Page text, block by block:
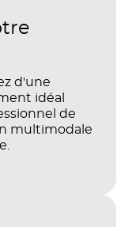
d'une
idéal
de
multimodale